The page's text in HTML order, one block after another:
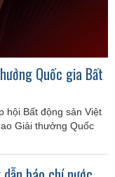
Quốc gia Bất
hội Bất động sản Việt
Giải thưởng Quốc